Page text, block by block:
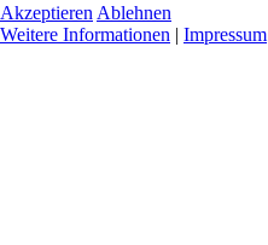
Akzeptieren Ablehnen
Weitere Informationen | Impressum